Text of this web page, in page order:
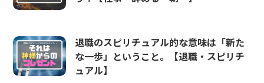
退職のスピリチュアル的な意味は「新た
な一歩」ということ。【退職・スピリチ
ュアル】